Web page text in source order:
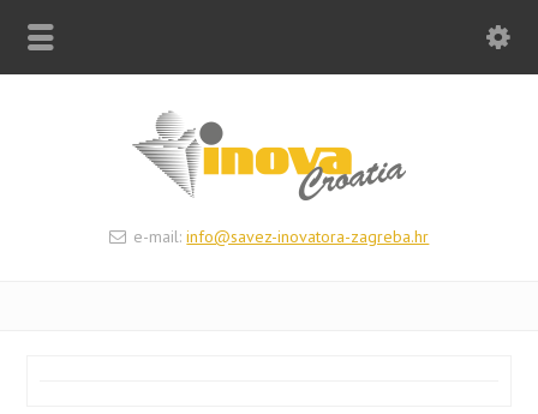
e-mail:info@savez-inovatora-zagreba.hr